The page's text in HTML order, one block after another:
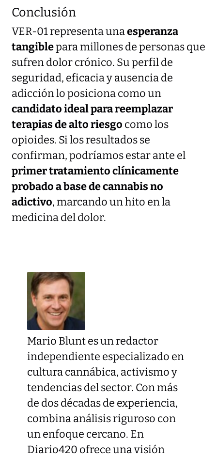
Conclusión
VER-01 representa unaesperanza
tangiblepara millones de personas que
sufren dolor crónico. Su perfil de
seguridad, eficacia y ausencia de
adicción lo posiciona como un
candidato ideal para reemplazar
terapias de alto riesgo como los
opioides. Si los resultados se
confirman, podríamos estar ante el
primer tratamiento clínicamente
probado a base de cannabis no
adictivo, marcando un hito en la
medicina del dolor.
Mario Blunt es un redactor
independiente especializado en
cultura cannábica, activismo y
tendencias del sector. Con más
de dos décadas de experiencia,
combina análisis riguroso con
un enfoque cercano. En
Diario420 ofrece una visión